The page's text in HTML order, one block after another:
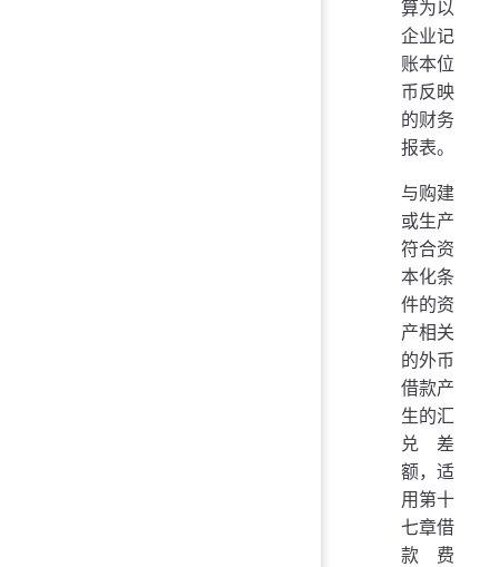
算为以
企业记
账本位
币反映
的财务
报表。
与购建
或生产
符合资
本化条
件的资
产相关
的外币
借款产
生的汇
兑差
额，适
用第十
七章借
款费